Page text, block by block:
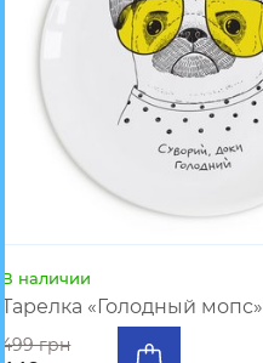
В наличии
Тарелка «Голодный мопс»
499 грн